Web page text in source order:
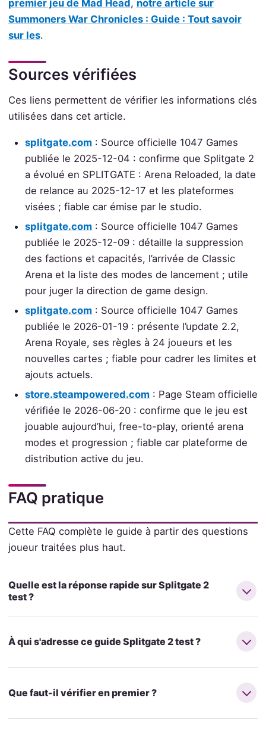
premier jeu de Mad Head , notre article sur
Summoners War Chronicles : Guide : Tout savoir
sur les.
Sources vérifiées
Ces liens permettent de vérifier les informations clés
utilisées dans cet article.
splitgate.com : Source officielle 1047 Games
publiée le 2025-12-04 : confirme que Splitgate 2
a évolué en SPLITGATE : Arena Reloaded, la date
de relance au 2025-12-17 et les plateformes
visées ; fiable car émise par le studio.
splitgate.com : Source officielle 1047 Games
publiée le 2025-12-09 : détaille la suppression
des factions et capacités, l’arrivée de Classic
Arena et la liste des modes de lancement ; utile
pour juger la direction de game design.
splitgate.com : Source officielle 1047 Games
publiée le 2026-01-19 : présente l’update 2.2,
Arena Royale, ses règles à 24 joueurs et les
nouvelles cartes ; fiable pour cadrer les limites et
ajouts actuels.
store.steampowered.com : Page Steam officielle
vérifiée le 2026-06-20 : confirme que le jeu est
jouable aujourd’hui, free-to-play, orienté arena
modes et progression ; fiable car plateforme de
distribution active du jeu.
FAQ pratique
Cette FAQ complète le guide à partir des questions
joueur traitées plus haut.
Quelle est la réponse rapide sur Splitgate 2
test ?
À qui s'adresse ce guide Splitgate 2 test ?
Que faut-il vérifier en premier ?